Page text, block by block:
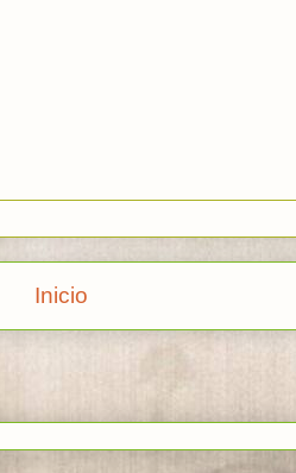
Inicio
comentarios (Atom)